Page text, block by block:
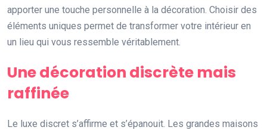
apporter une touche personnelle à la décoration. Choisir des
éléments uniques permet de transformer votre intérieur en
un lieu qui vous ressemble véritablement.
Une décoration discrète mais
raffinée
Le luxe discret s’affirme et s’épanouit. Les grandes maisons